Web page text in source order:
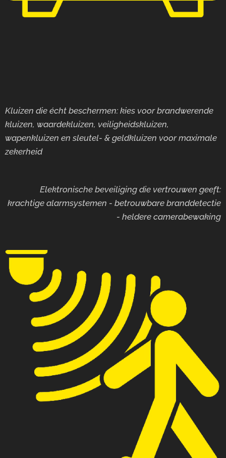
Kluizen die écht beschermen: kies voor brandwerende
kluizen, waardekluizen, veiligheidskluizen,
wapenkluizen en sleutel- & geldkluizen voor maximale
zekerheid
Elektronische beveiliging die vertrouwen geeft:
krachtige alarmsystemen - betrouwbare branddetectie
- heldere camerabewaking